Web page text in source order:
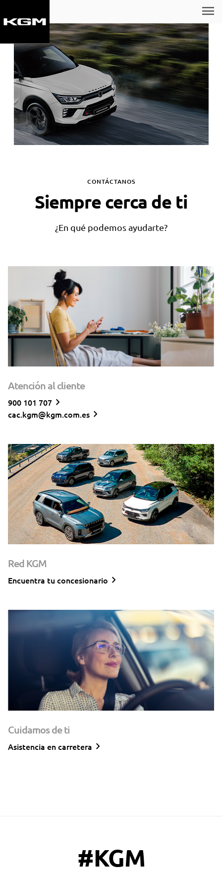
menu
CONTÁCTANOS
Siempre cerca de ti
¿En qué podemos ayudarte?
Atención al cliente
900 101 707 keyboard_arrow_right
cac.kgm@kgm.com.es keyboard_arrow_right
Red KGM
Encuentra tu concesionario keyboard_arrow_right
Cuidamos de ti
Asistencia en carretera keyboard_arrow_right
#KGM